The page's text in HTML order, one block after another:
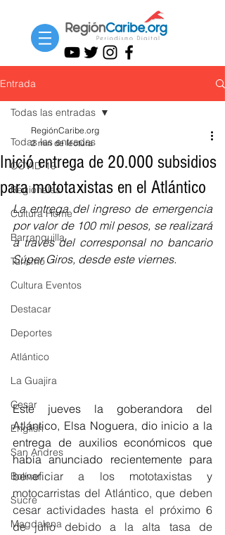
Entrada
Todas las entradas
COVID-19
Regionales
Cultura Home
Barranquilla
Turismo
Cultura Eventos
Destacar
Deportes
Atlántico
La Guajira
Cesar
English
San Andres
Bolívar
Sucre
Magdalena
Todas las entradas
Inició entrega de 20.000 subsidios
para mototaxistas en el Atlántico
RegiónCaribe.org
2 min de lectura
La entrega del ingreso de emergencia
por valor de 100 mil pesos, se realizará
a través del corresponsal no bancario
Súper Giros, desde este viernes.
Este jueves la goberandora del
Atlántico, Elsa Noguera, dio inicio a la
entrega de auxilios económicos que
beneficiar a los mototaxistas y
motocarristas del Atlántico, que deben
cesar actividades hasta el próximo 6
de julio debido a la alta tasa de